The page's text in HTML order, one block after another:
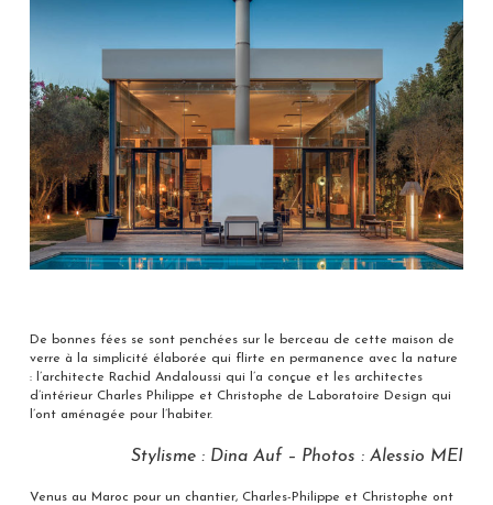
De bonnes fées se sont penchées sur le berceau de cette maison de
verre à la simplicité élaborée qui flirte en permanence avec la nature
: l’architecte Rachid Andaloussi qui l’a conçue et les architectes
d’intérieur Charles Philippe et Christophe de Laboratoire Design qui
l’ont aménagée pour l’habiter.
Stylisme : Dina Auf – Photos : Alessio MEI
Venus au Maroc pour un chantier, Charles-Philippe et Christophe ont